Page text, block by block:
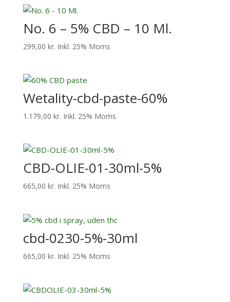
No. 6 – 5% CBD – 10 Ml.
299,00 kr. Inkl. 25% Moms
Wetality-cbd-paste-60%
1.179,00 kr. Inkl. 25% Moms
CBD-OLIE-01-30ml-5%
665,00 kr. Inkl. 25% Moms
cbd-0230-5%-30ml
665,00 kr. Inkl. 25% Moms